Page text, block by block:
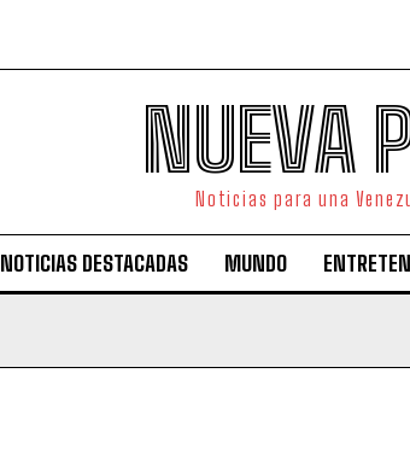
NUEVA
Noticias para una
NOTICIAS DESTACADAS MUNDO